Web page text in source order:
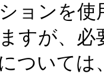
ョンを
すが、
ついて